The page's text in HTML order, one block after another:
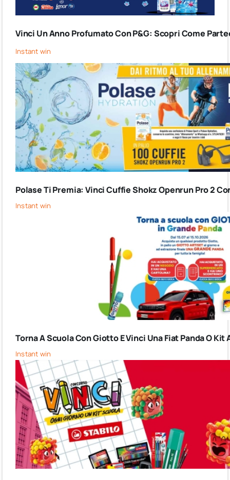
Vinci Un Anno Profumato Con P&G: Scopri Come
Instant win
Polase Ti Premia: Vinci Cuffie Shokz Openrun Pro 2
Instant win
Torna A Scuola Con Giotto E Vinci Una Fiat Panda O
Instant win